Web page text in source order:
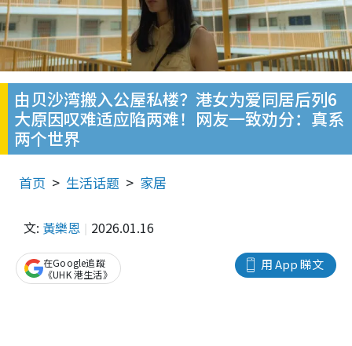
由贝沙湾搬入公屋私楼？港女为爱同居后列6
大原因叹难适应陷两难！网友一致劝分：真系
两个世界
首页 生活话题 家居
文: 黃樂恩 2026.01.16
用 App 睇文
在Google追蹤
《UHK 港生活》